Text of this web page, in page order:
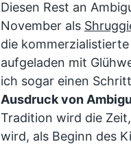
Diesen Rest an
November als
die
aufgeladen mit
ich sogar einen
Ausdruck von
Tradition wird die
wird, als Beginn des